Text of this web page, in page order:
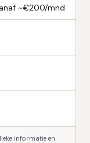
~€200/mnd
informatie en